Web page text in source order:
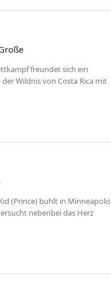
freundet sich ein
Wildnis von Costa Rica mit
(Prince) buhlt in Minneapolis
nebenbei das Herz